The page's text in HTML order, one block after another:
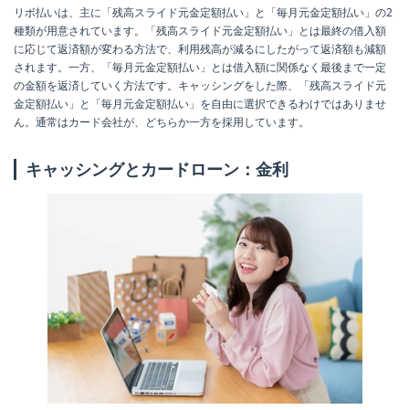
リボ払いは、主に「残高スライド元金定額払い」と「毎月元金定額払い」の2
種類が用意されています。「残高スライド元金定額払い」とは最終の借入額
に応じて返済額が変わる方法で、利用残高が減るにしたがって返済額も減額
されます。一方、「毎月元金定額払い」とは借入額に関係なく最後まで一定
の金額を返済していく方法です。キャッシングをした際、「残高スライド元
金定額払い」と「毎月元金定額払い」を自由に選択できるわけではありませ
ん。通常はカード会社が、どちらか一方を採用しています。
キャッシングとカードローン：金利